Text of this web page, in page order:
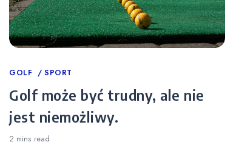
Categories
GOLF SPORT
Golf może być trudny, ale nie
jest niemożliwy.
2 mins read